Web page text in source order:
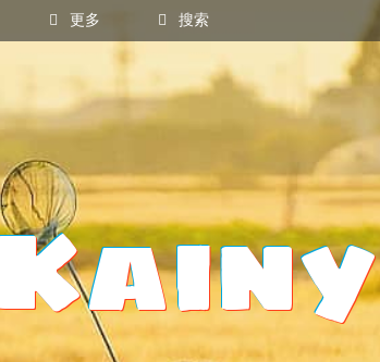
更多
相册
Instag
GitHub
Twitter
搜索
ainy